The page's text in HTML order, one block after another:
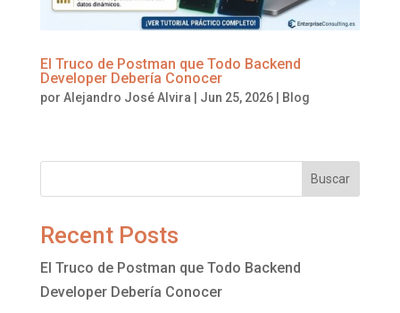
El Truco de Postman que Todo Backend
Developer Debería Conocer
por Alejandro José Alvira | Jun 25, 2026| Blog
Buscar
Recent Posts
El Truco de Postman que Todo Backend
Developer Debería Conocer